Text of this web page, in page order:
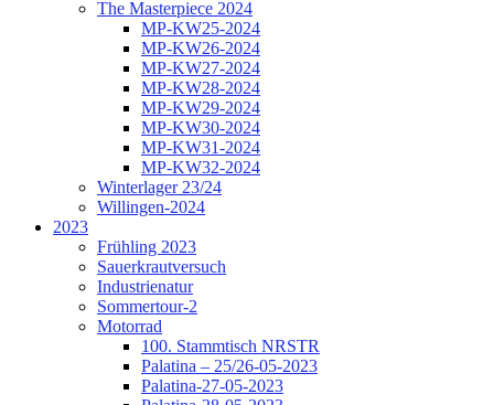
The Masterpiece 2024
MP-KW25-2024
MP-KW26-2024
MP-KW27-2024
MP-KW28-2024
MP-KW29-2024
MP-KW30-2024
MP-KW31-2024
MP-KW32-2024
Winterlager 23/24
Willingen-2024
2023
Frühling 2023
Sauerkrautversuch
Industrienatur
Sommertour-2
Motorrad
100. Stammtisch NRSTR
Palatina – 25/26-05-2023
Palatina-27-05-2023